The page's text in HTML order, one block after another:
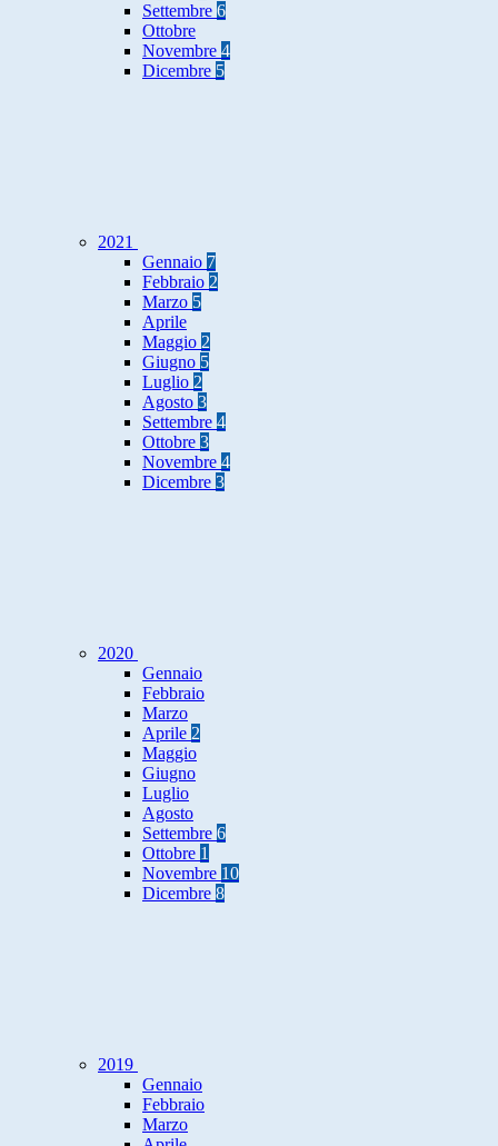
Settembre 6
Ottobre
Novembre 4
Dicembre 5
2021
Gennaio 7
Febbraio 2
Marzo 5
Aprile
Maggio 2
Giugno 5
Luglio 2
Agosto 3
Settembre 4
Ottobre 3
Novembre 4
Dicembre 3
2020
Gennaio
Febbraio
Marzo
Aprile 2
Maggio
Giugno
Luglio
Agosto
Settembre 6
Ottobre 1
Novembre 10
Dicembre 8
2019
Gennaio
Febbraio
Marzo